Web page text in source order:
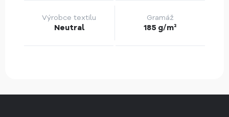
Výrobce textilu
Neutral
Gramáž
185 g/m²